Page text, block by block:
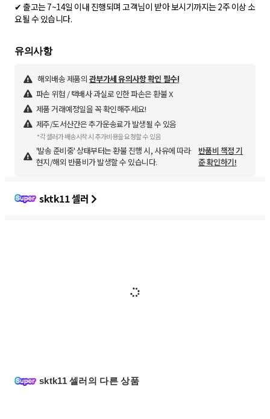
✔ 출고는 7~14일 이내 진행되며 고객님이 받아 보시기까지는 2주 이상 소
요될 수 있습니다.
유의사항
해외배송 제품의 관부가세 유의사항 확인 필수!
파손 위험 / 택배사 과실로 인한 파손은 환불 X
제품 거래예정일을 꼭 확인해주세요!
제주/도서산간은 추가운송료가 발생될 수 있음
*각 셀러가 배송시작 시 추가비용을 요청할 수 있음
'발송 준비중' 상태부터는 환불 진행 시, 사유에 따라
현지/해외 반품비가 발생할 수 있습니다.
반품비 책정 기
준 확인하기!
sktk11 셀러
sktk11 셀러의 다른 상품